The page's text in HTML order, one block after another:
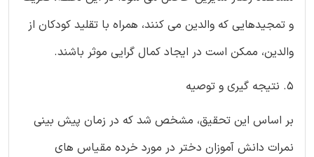
و تمجیدهایی که والدین می کنند، همراه با تقلید کودکان از
والدین، ممکن است در ایجاد کمال گرایی موثر باشند.
5. نتیجه گیری و توصیه
بر اساس این تحقیق، مشخص شد که در زمان پیش بینی
نمرات دانش آموزان دختر در مورد خرده مقیاس های